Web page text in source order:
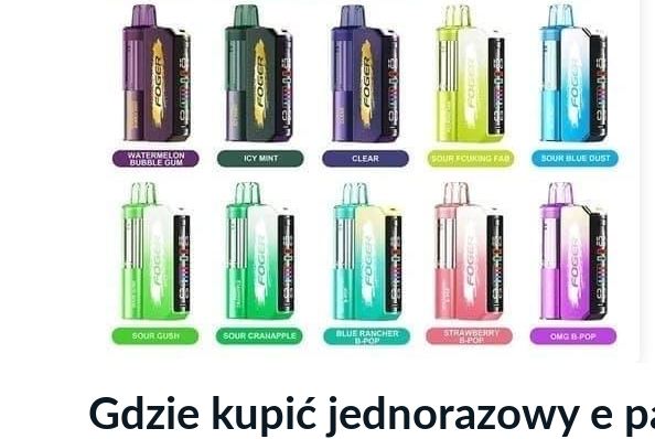
Gdzie kupić jednorazowy e